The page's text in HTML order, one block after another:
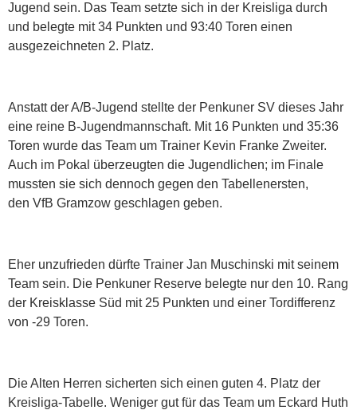
Jugend sein. Das Team setzte sich in der Kreisliga durch
und belegte mit 34 Punkten und 93:40 Toren einen
ausgezeichneten 2. Platz.
Anstatt der A/B-Jugend stellte der Penkuner SV dieses Jahr
eine reine B-Jugendmannschaft. Mit 16 Punkten und 35:36
Toren wurde das Team um Trainer Kevin Franke Zweiter.
Auch im Pokal überzeugten die Jugendlichen; im Finale
mussten sie sich dennoch gegen den Tabellenersten,
den VfB Gramzow geschlagen geben.
Eher unzufrieden dürfte Trainer Jan Muschinski mit seinem
Team sein. Die Penkuner Reserve belegte nur den 10. Rang
der Kreisklasse Süd mit 25 Punkten und einer Tordifferenz
von -29 Toren.
Die Alten Herren sicherten sich einen guten 4. Platz der
Kreisliga-Tabelle. Weniger gut für das Team um Eckard Huth